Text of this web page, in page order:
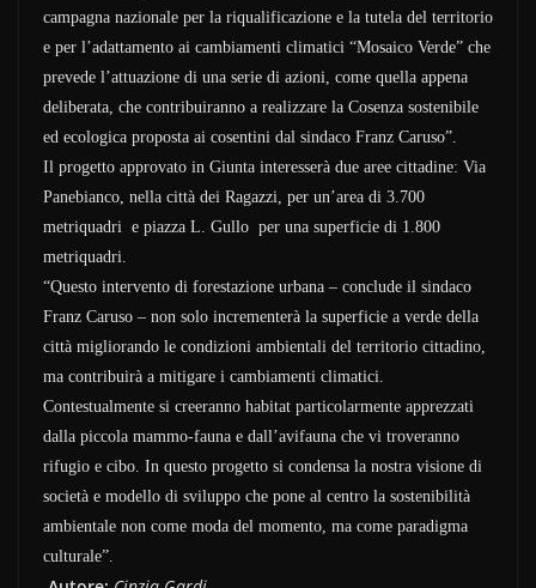
campagna nazionale per la riqualificazione e la tutela del territorio
e per l’adattamento ai cambiamenti climatici “Mosaico Verde” che
prevede l’attuazione di una serie di azioni, come quella appena
deliberata, che contribuiranno a realizzare la Cosenza sostenibile
ed ecologica proposta ai cosentini dal sindaco Franz Caruso”.
Il progetto approvato in Giunta interesserà due aree cittadine: Via
Panebianco, nella città dei Ragazzi, per un’area di 3.700
metriquadri e piazza L. Gullo per una superficie di 1.800
metriquadri.
“Questo intervento di forestazione urbana – conclude il sindaco
Franz Caruso – non solo incrementerà la superficie a verde della
città migliorando le condizioni ambientali del territorio cittadino,
ma contribuirà a mitigare i cambiamenti climatici.
Contestualmente si creeranno habitat particolarmente apprezzati
dalla piccola mammo-fauna e dall’avifauna che vi troveranno
rifugio e cibo. In questo progetto si condensa la nostra visione di
società e modello di sviluppo che pone al centro la sostenibilità
ambientale non come moda del momento, ma come paradigma
culturale”.